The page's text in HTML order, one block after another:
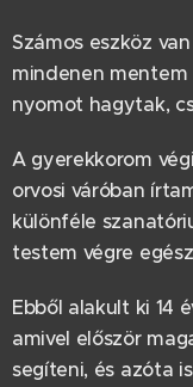
Számos eszköz
mindenen
nyomot hagytak,
A gyerekkorom
orvosi váróban
különféle
testem végre
Ebből alakult ki 14
amivel először
segíteni, és azóta